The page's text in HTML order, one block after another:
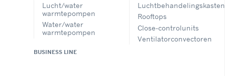
Lucht/water
warmtepompen
Water/water
warmtepompen
BUSINESS LINE
Luchtbehandelingskasten
Rooftops
Close-controlunits
Ventilatorconvectoren